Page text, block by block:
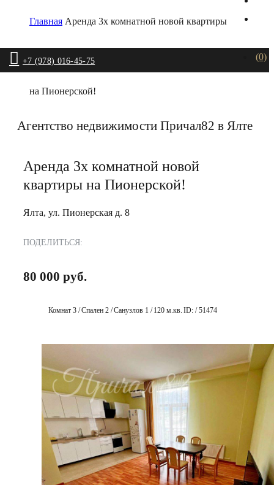
+7 (978) 016-45-75 (0)
Главная Аренда 3х комнатной новой квартиры
на Пионерской!
Агентство недвижимости Причал82 в Ялте
Аренда 3х комнатной новой
квартиры на Пионерской!
Ялта, ул. Пионерская д. 8
ПОДЕЛИТЬСЯ:
80 000 руб.
Комнат 3 /Спален 2 /Санузлов 1 / 120 м.кв. ID: / 51474